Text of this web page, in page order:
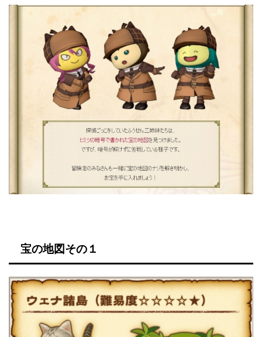
宝の地図その１